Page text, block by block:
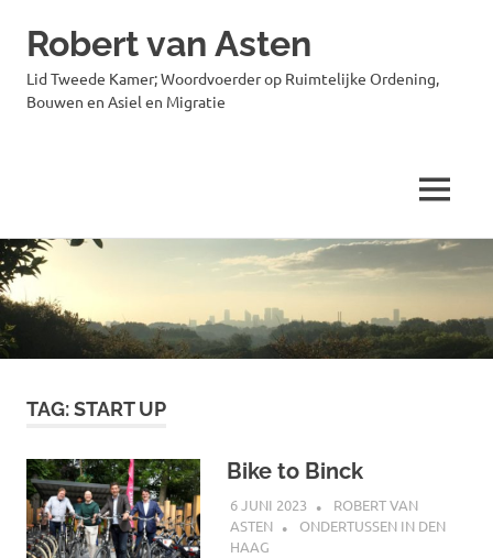
Ga
naar
de
inhoud
Robert van Asten
Lid Tweede Kamer; Woordvoerder op Ruimtelijke Ordening,
Bouwen en Asiel en Migratie
MENU
TAG:START UP
Bike to Binck
6 JUNI 2023
ROBERT VAN
ASTEN
ONDERTUSSEN IN DEN
HAAG